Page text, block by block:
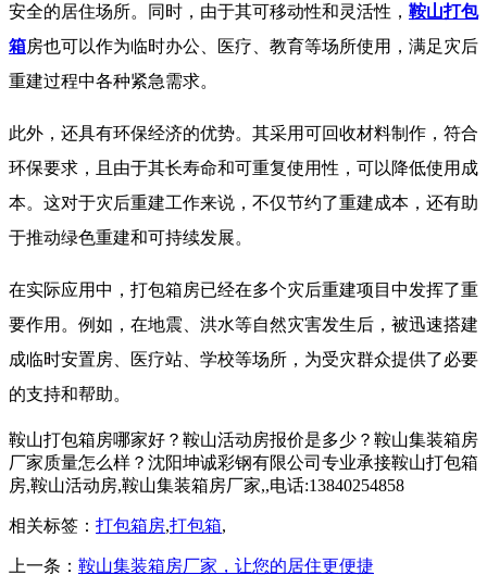
安全的居住场所。同时，由于其可移动性和灵活性， 鞍山打包
箱房也可以作为临时办公、医疗、教育等场所使用，满足灾后
重建过程中各种紧急需求。
此外，还具有环保经济的优势。其采用可回收材料制作，符合
环保要求，且由于其长寿命和可重复使用性，可以降低使用成
本。这对于灾后重建工作来说，不仅节约了重建成本，还有助
于推动绿色重建和可持续发展。
在实际应用中，打包箱房已经在多个灾后重建项目中发挥了重
要作用。例如，在地震、洪水等自然灾害发生后，被迅速搭建
成临时安置房、医疗站、学校等场所，为受灾群众提供了必要
的支持和帮助。
鞍山打包箱房哪家好？鞍山活动房报价是多少？鞍山集装箱房
厂家质量怎么样？沈阳坤诚彩钢有限公司专业承接鞍山打包箱
房,鞍山活动房,鞍山集装箱房厂家,,电话:13840254858
相关标签： 打包箱房,打包箱,
上一条： 鞍山集装箱房厂家，让您的居住更便捷